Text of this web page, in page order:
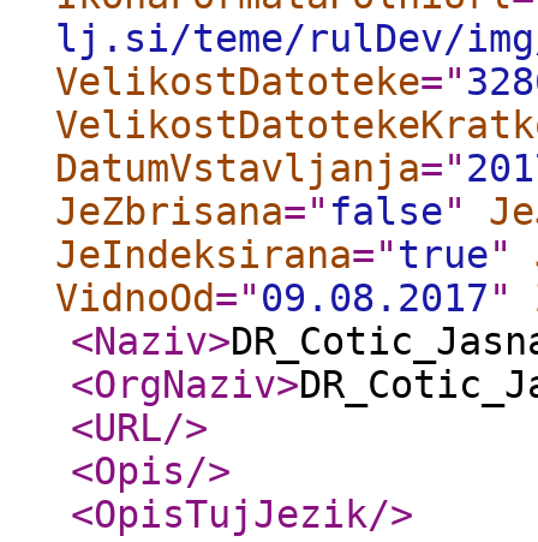
lj.si/teme/rulDev/
VelikostDatoteke="
DatumVstavljanja="
JeZbrisana=" false"
JeIndeksirana="true"
VidnoOd="09.08.2017"
<Naziv>
<OrgNaziv>
<URL/>
<Opis/>
<OpisTujJezik/>